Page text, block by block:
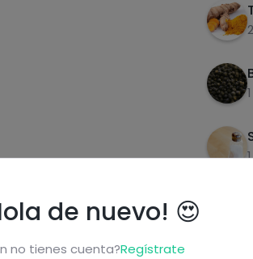
de nuevo! 😍
no tienes cuenta?Regístrate